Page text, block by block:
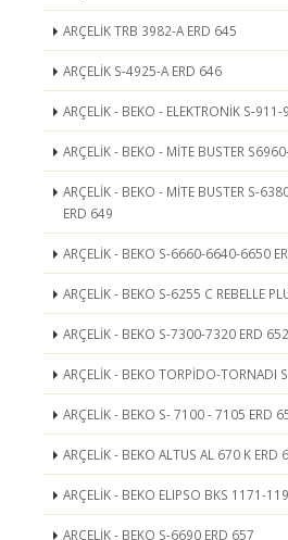
ARÇELİK TRB 3982-A ERD 645
ARÇELİK S-4925-A ERD 646
ARÇELİK - BEKO - ELEKTRONİK S-
ARÇELİK - BEKO - MİTE BUSTER
ARÇELİK - BEKO - MİTE BUSTER S-
ERD 649
ARÇELİK - BEKO S-6660-6640-6650
ARÇELİK - BEKO S-6255 C REBELLE
ARÇELİK - BEKO S-7300-7320 ERD 652
ARÇELİK - BEKO TORPİDO-TORNADI
ARÇELİK - BEKO S- 7100 - 7105 ERD
ARÇELİK - BEKO ALTUS AL 670 K ERD
ARÇELİK - BEKO ELIPSO BKS 1171-
ARÇELİK - BEKO S-6690 ERD 657